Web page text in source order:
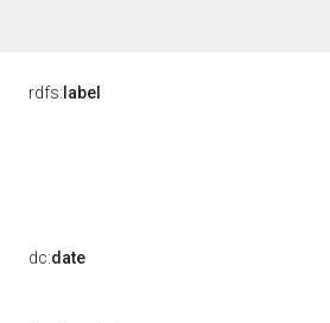
rdfs: label
dc:date